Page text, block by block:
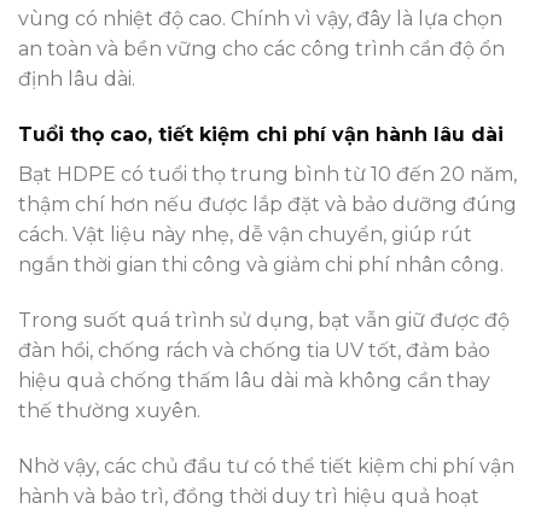
vùng có nhiệt độ cao. Chính vì vậy, đây là lựa chọn
an toàn và bền vững cho các công trình cần độ ổn
định lâu dài.
Tuổi thọ cao, tiết kiệm chi phí vận hành lâu dài
Bạt HDPE có tuổi thọ trung bình từ 10 đến 20 năm,
thậm chí hơn nếu được lắp đặt và bảo dưỡng đúng
cách. Vật liệu này nhẹ, dễ vận chuyển, giúp rút
ngắn thời gian thi công và giảm chi phí nhân công.
Trong suốt quá trình sử dụng, bạt vẫn giữ được độ
đàn hồi, chống rách và chống tia UV tốt, đảm bảo
hiệu quả chống thấm lâu dài mà không cần thay
thế thường xuyên.
Nhờ vậy, các chủ đầu tư có thể tiết kiệm chi phí vận
hành và bảo trì, đồng thời duy trì hiệu quả hoạt